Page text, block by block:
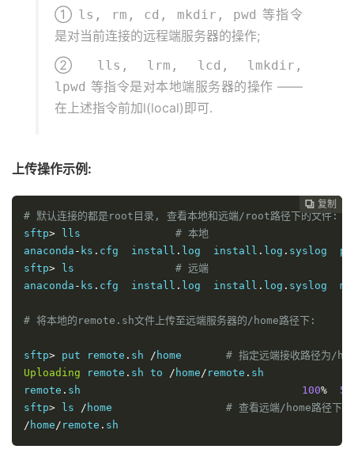
① ls, rm, cd, mkdir, pwd 等指令
是对当前连接的远程端服务器的操作;
② lls, lrm, lcd, lmkdir,
lpwd 等指令是对本地端服务器的操作 ——
在上述指令前加l(local)即可.
上传操作示例:
 复制
 复制
 复制
 复制
# 默认连接的都是root目录, 查看本地和远端/root路径下的文件:
sftp> lls # 本地
anaconda - ks . cfg  install . log  install . log . syslog
sftp> ls # 远端
anaconda - ks . cfg  install . log  install . log . syslog
# 将本地的remote.sh文件上传至远端服务器的/home路径下:
sftp> put remote . sh / home # 指定远端接收路径为/
Uploading remote . sh to / home / remote . sh
remote . sh 100%
sftp> ls / home # 查看远端/home路径下的
/ home / remote . sh